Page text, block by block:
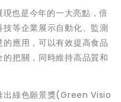
也是今年的一大亮點，倍
等企業展示自動化、監測
應用，可以有效提高食品
把關，同時維持高品質和
出綠色願景獎(Green Visio